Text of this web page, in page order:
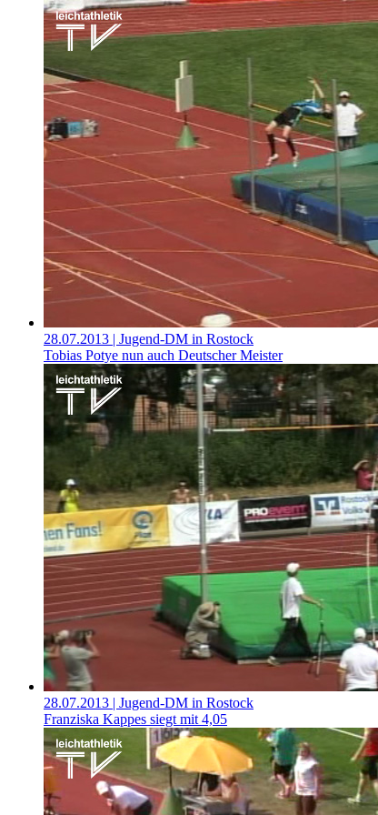
28.07.2013 | Jugend-DM in Rostock
Tobias Potye nun auch Deutscher Meister
28.07.2013 | Jugend-DM in Rostock
Franziska Kappes siegt mit 4,05